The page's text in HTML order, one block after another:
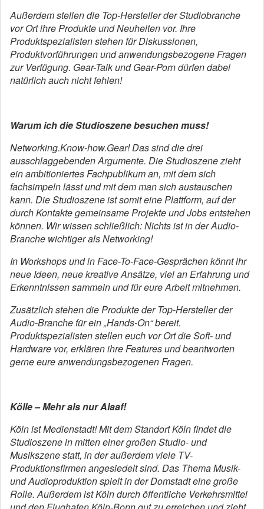
Außerdem stellen die Top-Hersteller der Studiobranche
vor Ort ihre Produkte und Neuheiten vor. Ihre
Produktspezialisten stehen für Diskussionen,
Produktvorführungen und anwendungsbezogene Fragen
zur Verfügung. Gear-Talk und Gear-Porn dürfen dabei
natürlich auch nicht fehlen!
Warum ich die Studioszene besuchen muss!
Networking.Know-how.Gear! Das sind die drei
ausschlaggebenden Argumente. Die Studioszene zieht
ein ambitioniertes Fachpublikum an, mit dem sich
fachsimpeln lässt und mit dem man sich austauschen
kann. Die Studioszene ist somit eine Plattform, auf der
durch Kontakte gemeinsame Projekte und Jobs entstehen
können. Wir wissen schließlich: Nichts ist in der Audio-
Branche wichtiger als Networking!
In Workshops und in Face-To-Face-Gesprächen könnt ihr
neue Ideen, neue kreative Ansätze, viel an Erfahrung und
Erkenntnissen sammeln und für eure Arbeit mitnehmen.
Zusätzlich stehen die Produkte der Top-Hersteller der
Audio-Branche für ein „Hands-On“ bereit.
Produktspezialisten stellen euch vor Ort die Soft- und
Hardware vor, erklären ihre Features und beantworten
gerne eure anwendungsbezogenen Fragen.
Kölle – Mehr als nur Alaaf!
Köln ist Medienstadt! Mit dem Standort Köln findet die
Studioszene in mitten einer großen Studio- und
Musikszene statt, in der außerdem viele TV-
Produktionsfirmen angesiedelt sind. Das Thema Musik-
und Audioproduktion spielt in der Domstadt eine große
Rolle. Außerdem ist Köln durch öffentliche Verkehrsmittel